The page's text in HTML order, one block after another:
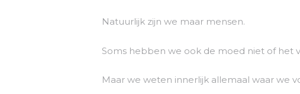
Natuurlijk zijn we maar mensen.
Soms hebben we ook de moed niet of het
Maar we weten innerlijk allemaal waar we